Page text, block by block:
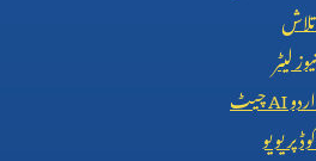
تلاش
نیوز لیٹر
اردوAIچیٹ
کوڈ پریویو